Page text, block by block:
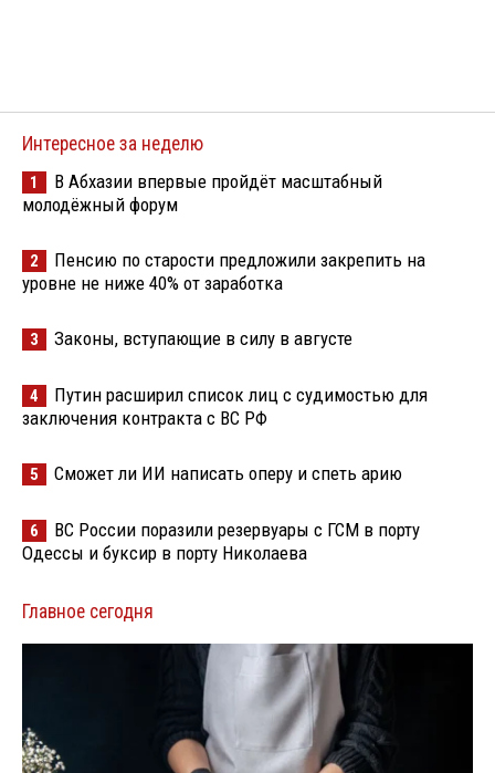
Интересное за неделю
1
В Абхазии впервые пройдёт масштабный
молодёжный форум
2
Пенсию по старости предложили закрепить на
уровне не ниже 40% от заработка
3 Законы, вступающие в силу в августе
4
Путин расширил список лиц с судимостью для
заключения контракта с ВС РФ
5 Сможет ли ИИ написать оперу и спеть арию
6
ВС России поразили резервуары с ГСМ в порту
Одессы и буксир в порту Николаева
Главное сегодня